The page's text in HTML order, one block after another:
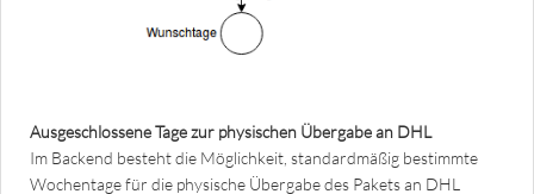
Ausgeschlossene Tage zur physischen Übergabe an DHL
Im Backend besteht die Möglichkeit, standardmäßig bestimmte
Wochentage für die physische Übergabe des Pakets an DHL